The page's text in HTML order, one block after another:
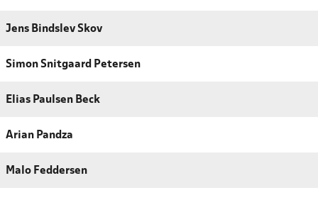
Jens Bindslev Skov
Simon Snitgaard Petersen
Elias Paulsen Beck
Arian Pandza
Malo Feddersen